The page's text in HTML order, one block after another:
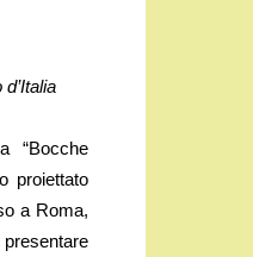
“Bocche
proiettato
a Roma,
presentare